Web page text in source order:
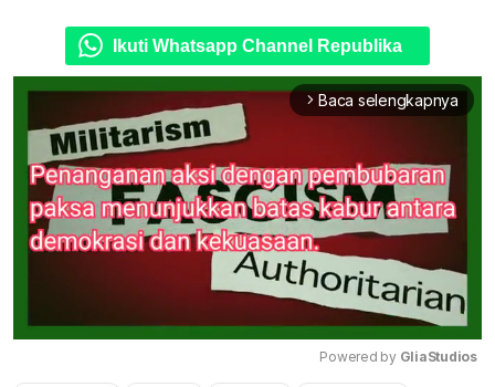
Ikuti Whatsapp Channel Republika
arrow_forward_ios Baca selengkapnya
Powered by GliaStudios